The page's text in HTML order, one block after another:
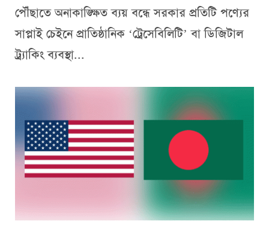
পৌঁছাতে অনাকাঙ্ক্ষিত ব্যয় বন্ধে সরকার প্রতিটি পণ্যের
সাপ্লাই চেইনে প্রাতিষ্ঠানিক ‘ট্রেসেবিলিটি’ বা ডিজিটাল
ট্র্যাকিং ব্যবস্থা...